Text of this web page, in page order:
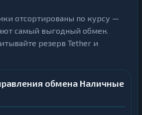
отсортированы по курсу —
самый выгодный обмен.
резерв Tether и
обмена Наличные